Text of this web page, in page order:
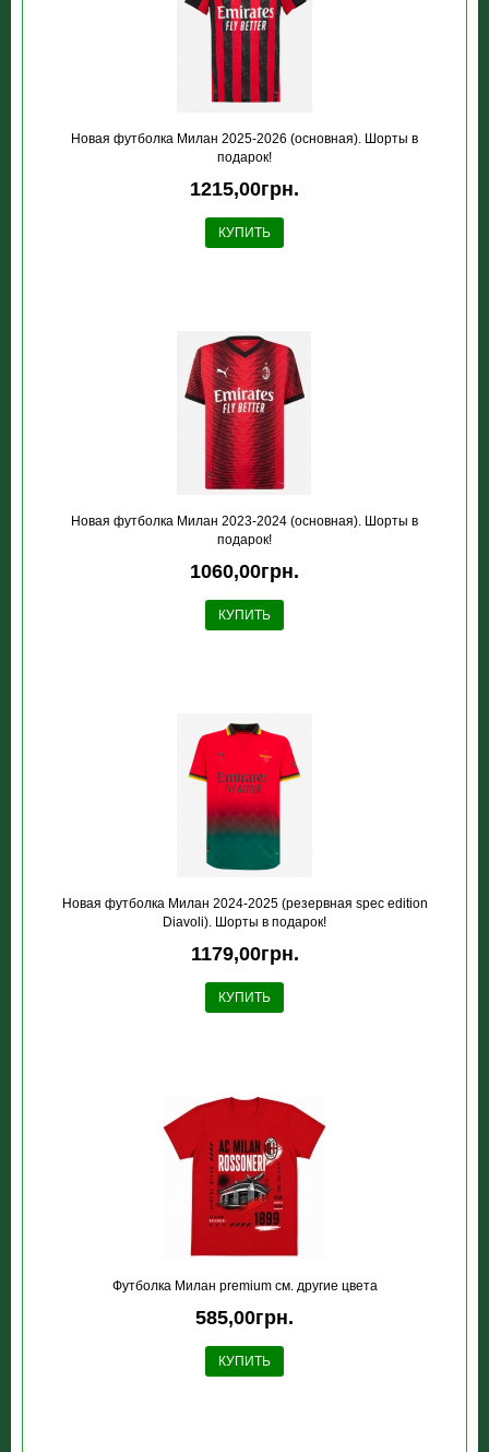
Новая футболка Милан 2025-2026 (основная). Шорты в
подарок!
1215,00грн.
КУПИТЬ
Новая футболка Милан 2023-2024 (основная). Шорты в
подарок!
1060,00грн.
КУПИТЬ
Новая футболка Милан 2024-2025 (резервная spec edition
Diavoli). Шорты в подарок!
1179,00грн.
КУПИТЬ
Футболка Милан premium см. другие цвета
585,00грн.
КУПИТЬ